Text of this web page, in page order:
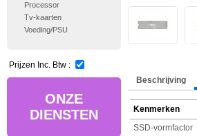
Processor
Tv-kaarten
Voeding/PSU
Prijzen Inc. Btw :
ONZE
DIENSTEN
Beschrijving
Kenmerken
SSD-vormfactor